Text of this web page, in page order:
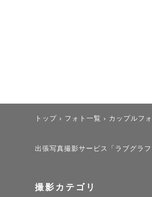
トップ › フォト一覧 › カップルフ
出張写真撮影サービス「ラブグラ
撮影カテゴリ